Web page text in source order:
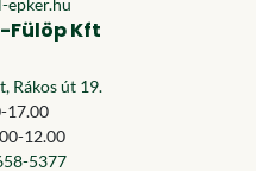
epker.hu
Fülöp Kft
Rákos út 19.
17.00
12.00
5377